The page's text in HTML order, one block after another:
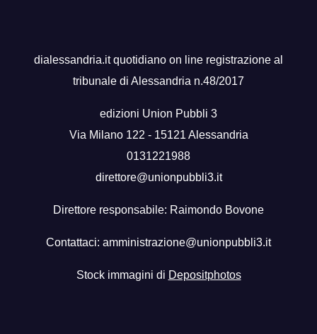
dialessandria.it quotidiano on line registrazione al
tribunale di Alessandria n.48/2017
edizioni Union Pubbli 3
Via Milano 122 - 15121 Alessandria
0131221988
direttore@unionpubbli3.it
Direttore responsabile: Raimondo Bovone
Contattaci: amministrazione@unionpubbli3.it
Stock immagini di Depositphotos